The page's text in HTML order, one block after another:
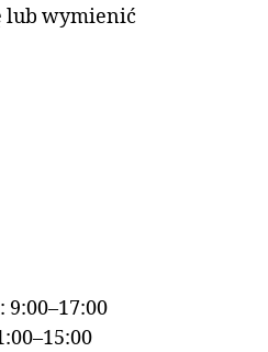
lub wymienić